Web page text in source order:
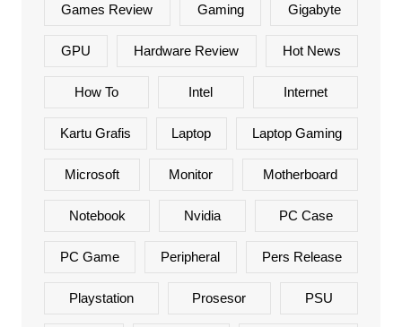
Games Review Gaming Gigabyte
GPU Hardware Review Hot News
How To Intel Internet
Kartu Grafis Laptop Laptop Gaming
Microsoft Monitor Motherboard
Notebook Nvidia PC Case
PC Game Peripheral Pers Release
Playstation Prosesor PSU